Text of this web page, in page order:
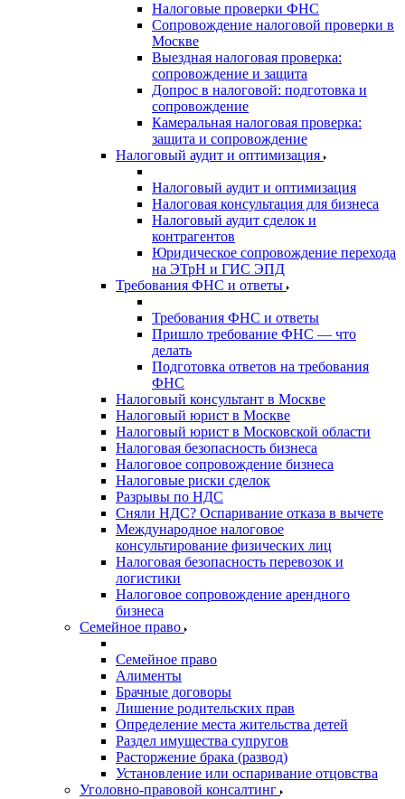
Налоговые проверки ФНС
Сопровождение налоговой проверки в
Москве
Выездная налоговая проверка:
сопровождение и защита
Допрос в налоговой: подготовка и
сопровождение
Камеральная налоговая проверка:
защита и сопровождение
Налоговый аудит и оптимизация
Налоговый аудит и оптимизация
Налоговая консультация для бизнеса
Налоговый аудит сделок и
контрагентов
Юридическое сопровождение перехода
на ЭТрН и ГИС ЭПД
Требования ФНС и ответы
Требования ФНС и ответы
Пришло требование ФНС — что
делать
Подготовка ответов на требования
ФНС
Налоговый консультант в Москве
Налоговый юрист в Москве
Налоговый юрист в Московской области
Налоговая безопасность бизнеса
Налоговое сопровождение бизнеса
Налоговые риски сделок
Разрывы по НДС
Сняли НДС? Оспаривание отказа в вычете
Международное налоговое
консультирование физических лиц
Налоговая безопасность перевозок и
логистики
Налоговое сопровождение арендного
бизнеса
Семейное право
Семейное право
Алименты
Брачные договоры
Лишение родительских прав
Определение места жительства детей
Раздел имущества супругов
Расторжение брака (развод)
Установление или оспаривание отцовства
Уголовно-правовой консалтинг